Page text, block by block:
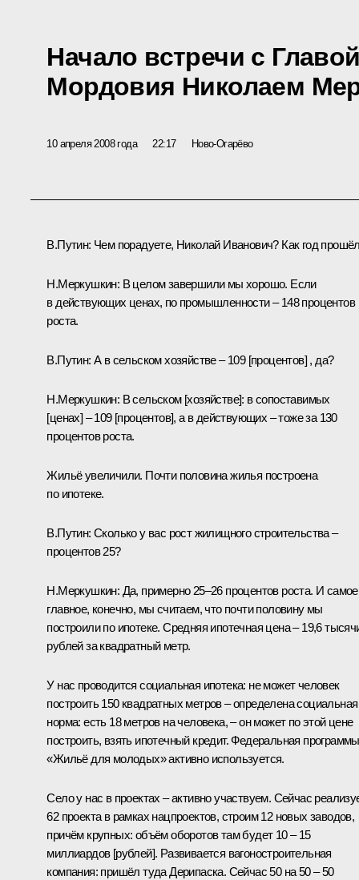
Начало встречи с
Мордовия Николаем
10 апреля 2008 года 22:17 Ново-Огарёво
В.Путин: Чем порадуете, Николай Иванович? Как год
Н.Меркушкин: В целом завершили мы хорошо. Если
в действующих ценах, по промышленности – 148 процентов
роста.
В.Путин: А в сельском хозяйстве – 109 [процентов] , да?
Н.Меркушкин: В сельском [хозяйстве]: в сопоставимых
[ценах] – 109 [процентов], а в действующих – тоже за 130
процентов роста.
Жильё увеличили. Почти половина жилья построена
по ипотеке.
В.Путин: Сколько у вас рост жилищного строительства –
процентов 25?
Н.Меркушкин: Да, примерно 25–26 процентов роста. И самое
главное, конечно, мы считаем, что почти половину мы
построили по ипотеке. Средняя ипотечная цена – 19,6
рублей за квадратный метр.
У нас проводится социальная ипотека: не может человек
построить 150 квадратных метров – определена социальная
норма: есть 18 метров на человека, – он может по этой цене
построить, взять ипотечный кредит. Федеральная программы
«Жильё для молодых» активно используется.
Село у нас в проектах – активно участвуем. Сейчас
62 проекта в рамках нацпроектов, строим 12 новых заводов,
причём крупных: объём оборотов там будет 10 – 15
миллиардов [рублей]. Развивается вагоностроительная
компания: пришёл туда Дерипаска. Сейчас 50 на 50 – 50